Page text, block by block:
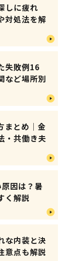
しに疲れ
対処法を解
失敗例16
など場所別
まとめ｜金
・共働き夫
因は？暑
く解説
な内装と決
意点も解説